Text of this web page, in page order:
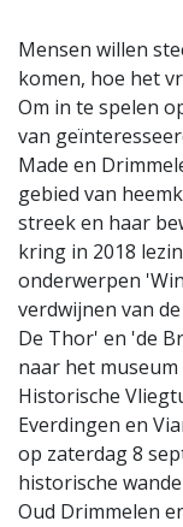
Mensen willen
komen, hoe het
Om in te spelen
van
Made en
gebied van
streek en haar
kring in 2018
onderwerpen
verdwijnen van
De Thor' en 'de
naar het
Historische
Everdingen en
op zaterdag 8
historische
Oud Drimmelen